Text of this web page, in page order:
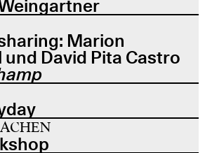
Marion
und David Pita Castro